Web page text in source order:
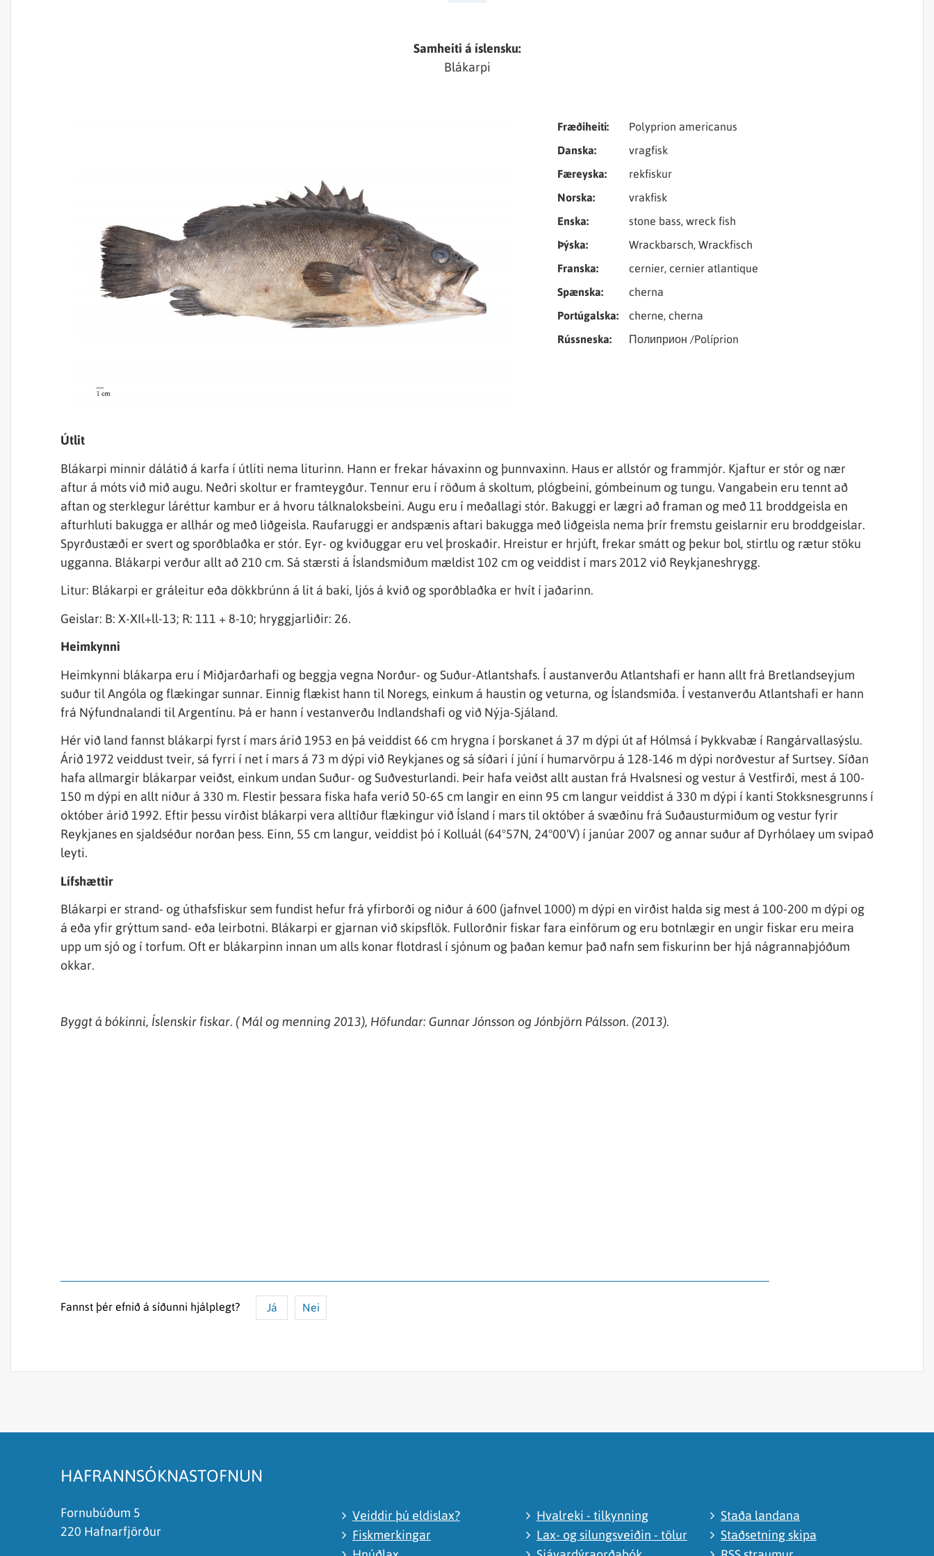
Samheiti á íslensku:
Blákarpi
Tungumál Samheiti
Fræðiheiti:
Polyprion americanus
Danska:
vragfisk
Færeyska:
rekfiskur
Norska:
vrakfisk
Enska:
stone bass, wreck fish
Þýska:
Wrackbarsch, Wrackfisch
Franska:
cernier, cernier atlantique
Spænska:
cherna
Portúgalska:
cherne, cherna
Rússneska:
Полиприон /Políprion
Útlit
Blákarpi minnir dálátið á karfa í útliti nema liturinn. Hann er frekar hávaxinn og þunnvaxinn. Haus er allstór og frammjór. Kjaftur er stór og nær
aftur á móts við mið augu. Neðri skoltur er framteygður. Tennur eru í röðum á skoltum, plógbeini, gómbeinum og tungu. Vangabein eru tennt að
aftan og sterklegur láréttur kambur er á hvoru tálknaloksbeini. Augu eru í meðallagi stór. Bakuggi er lægri að framan og með 11 broddgeisla en
afturhluti bakugga er allhár og með liðgeisla. Raufaruggi er andspænis aftari bakugga með liðgeisla nema þrír fremstu geislarnir eru broddgeislar.
Spyrðustæði er svert og sporðblaðka er stór. Eyr- og kviðuggar eru vel þroskaðir. Hreistur er hrjúft, frekar smátt og þekur bol, stirtlu og rætur stöku
ugganna. Blákarpi verður allt að 210 cm. Sá stærsti á Íslandsmiðum mældist 102 cm og veiddist í mars 2012 við Reykjaneshrygg.
Litur: Blákarpi er gráleitur eða dökkbrúnn á lit á baki, ljós á kvið og sporðblaðka er hvít í jaðarinn.
Geislar: B: X-XIl+ll-13; R: 111 + 8-10; hryggjarliðir: 26.
Heimkynni
Heimkynni blákarpa eru í Miðjarðarhafi og beggja vegna Norður- og Suður-Atlantshafs. Í austanverðu Atlantshafi er hann allt frá Bretlandseyjum
suður til Angóla og flækingar sunnar. Einnig flækist hann til Noregs, einkum á haustin og veturna, og Íslandsmiða. Í vestanverðu Atlantshafi er hann
frá Nýfundnalandi til Argentínu. Þá er hann í vestanverðu Indlandshafi og við Nýja-Sjáland.
Hér við land fannst blákarpi fyrst í mars árið 1953 en þá veiddist 66 cm hrygna í þorskanet á 37 m dýpi út af Hólmsá í Þykkvabæ í Rangárvallasýslu.
Árið 1972 veiddust tveir, sá fyrri í net í mars á 73 m dýpi við Reykjanes og sá síðari í júní í humarvörpu á 128-146 m dýpi norðvestur af Surtsey. Síðan
hafa allmargir blákarpar veiðst, einkum undan Suður- og Suðvesturlandi. Þeir hafa veiðst allt austan frá Hvalsnesi og vestur á Vestfirði, mest á 100-
150 m dýpi en allt niður á 330 m. Flestir þessara fiska hafa verið 50-65 cm langir en einn 95 cm langur veiddist á 330 m dýpi í kanti Stokksnesgrunns í
október árið 1992. Eftir þessu virðist blákarpi vera alltíður flækingur við Ísland í mars til október á svæðinu frá Suðausturmiðum og vestur fyrir
Reykjanes en sjaldséður norðan þess. Einn, 55 cm langur, veiddist þó í Kolluál (64°57N, 24°00'V) í janúar 2007 og annar suður af Dyrhólaey um svipað
leyti.
Lífshættir
Blákarpi er strand- og úthafsfiskur sem fundist hefur frá yfirborði og niður á 600 (jafnvel 1000) m dýpi en virðist halda sig mest á 100-200 m dýpi og
á eða yfir grýttum sand- eða leirbotni. Blákarpi er gjarnan við skipsflök. Fullorðnir fiskar fara einförum og eru botnlægir en ungir fiskar eru meira
upp um sjó og í torfum. Oft er blákarpinn innan um alls konar flotdrasl í sjónum og þaðan kemur það nafn sem fiskurinn ber hjá nágrannaþjóðum
okkar.
Byggtá bókinni, Íslenskir fiskar. (Mál og menning 2013), Höfundar: Gunnar Jónsson og Jónbjörn Pálsson. (2013).
Fannst þér efnið á síðunni hjálplegt? Já Nei
HAFRANNSÓKNASTOFNUN
Fornubúðum 5
220 Hafnarfjörður
Veiddir þú eldislax?
Fiskmerkingar
Hvalreki - tilkynning
Lax- og silungsveiðin - tölur
Staða landana
Staðsetning skipa